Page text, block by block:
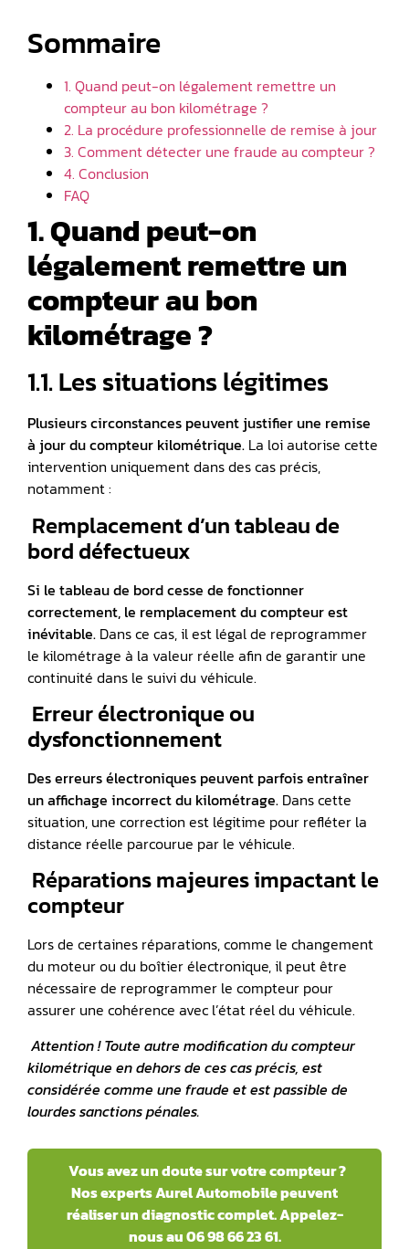
Sommaire
1. Quand peut-on légalement remettre un
compteur au bon kilométrage ?
2. La procédure professionnelle de remise à jour
3. Comment détecter une fraude au compteur ?
4. Conclusion
FAQ
1. Quand peut-on
légalement remettre un
compteur au bon
kilométrage ?
1.1. Les situations légitimes
Plusieurs circonstances peuvent justifier une remise
à jour du compteur kilométrique. La loi autorise cette
intervention uniquement dans des cas précis,
notamment :
️ Remplacement d’un tableau de
bord défectueux
Si le tableau de bordcesse de fonctionner
correctement, le remplacement du compteur est
inévitable. Dans ce cas, il est légal de reprogrammer
le kilométrage à la valeur réelle afin de garantir une
continuité dans le suivi du véhicule.
️ Erreur électronique ou
dysfonctionnement
Des erreurs électroniques peuvent parfois entraîner
un affichage incorrect du kilométrage. Dans cette
situation, une correction est légitime pour refléter la
distance réelle parcourue par le véhicule.
️ Réparations majeures impactant le
compteur
Lors de certaines réparations, comme le changement
du moteur ou du boîtier électronique, il peut être
nécessaire de reprogrammer le compteur pour
assurer une cohérence avec l’état réel du véhicule.
Attention ! Toute autre modification du compteur
kilométrique en dehors de ces cas précis, est
considérée comme une fraude et est passible de
lourdes sanctions pénales.
Vous avez un doute sur votre compteur ?
Nos experts Aurel Automobile peuvent
réaliser un diagnostic complet. Appelez-
nous au 06 98 66 23 61.